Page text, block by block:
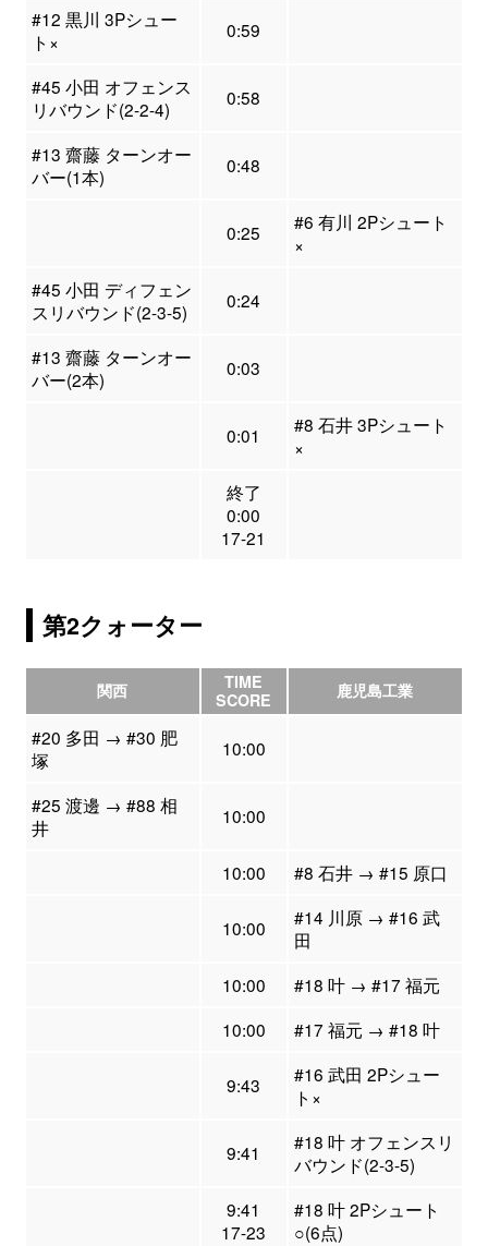
#12 黒川 3Pシュー
ト×
0:59
#45 小田 オフェンス
リバウンド(2-2-4)
0:58
#13 齋藤 ターンオー
バー(1本)
0:48
0:25
#6 有川 2Pシュート
×
#45 小田 ディフェン
スリバウンド(2-3-5)
0:24
#13 齋藤 ターンオー
バー(2本)
0:03
0:01
#8 石井 3Pシュート
×
終了
0:00
17-21
第2クォーター
関西
TIME
SCORE
鹿児島工業
#20 多田 → #30 肥
塚
10:00
#25 渡邊 → #88 相
井
10:00
10:00 #8 石井 → #15 原口
10:00
#14 川原 → #16 武
田
10:00
#18 叶 → #17 福元
10:00
#17 福元 → #18 叶
9:43
#16 武田 2Pシュー
ト×
9:41
#18 叶 オフェンスリ
バウンド(2-3-5)
9:41
17-23
#18 叶 2Pシュート
○(6点)